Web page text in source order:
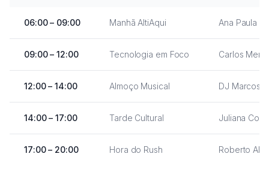
06:00 – 09:00 Manhã AltiAqui Ana Paula
09:00 – 12:00 Tecnologia em Foco Carlos
12:00 – 14:00 Almoço Musical DJ Marcos
14:00 – 17:00 Tarde Cultural Juliana
17:00 – 20:00 Hora do Rush Roberto